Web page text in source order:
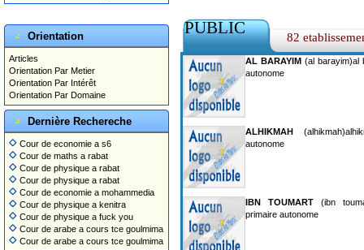
Orientation
Articles
Orientation Par Metier
Orientation Par Intérêt
Orientation Par Domaine
Dernière Rechereche
Cour de economie a s6
Cour de maths a rabat
Cour de physique a rabat
Cour de physique a rabat
Cour de economie a mohammedia
Cour de physique a kenitra
Cour de physique a fuck you
Cour de arabe a cours tce goulmima
Cour de arabe a cours tce goulmima
PUBLIC 82
AL BARAYIM (al barayim)al
autonome
ALHIKMAH
autonome
IBN TOUMART (ibn
primaire autonome